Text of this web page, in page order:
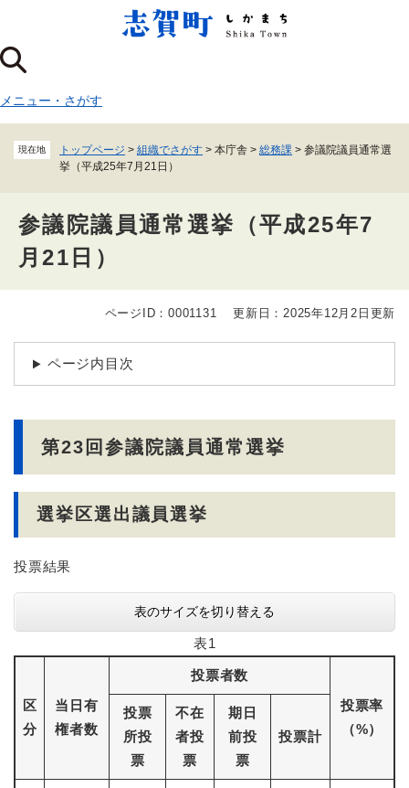
ジ
の
頭
で
メニューを飛ばして本文へ
メニュー ・ さがす
現在地 トップページ > 組織でさがす > 本庁舎 > 総務課 > 参議院議員通常選
挙（平成25年7月21日）
参議院議員通常選挙（平成25年7
月21日）
文
ページID：0001131 更新日：2025年12月2日更新
ページ内目次
第23回参議院議員通常選挙
選挙区選出議員選挙
投票結果
表のサイズを切り替える
表1
区
分
当日有
権者数
投票者数
投票率
（%）
投票
所投
票
不在
者投
票
期日
前投
票
投票計